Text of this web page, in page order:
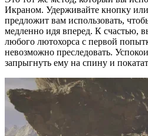
Икраном. Удерживайте кнопку
предложит вам использовать,
медленно идя вперед. К счастью,
любого лютохорса с первой
невозможно преследовать.
запрыгнуть ему на спину и